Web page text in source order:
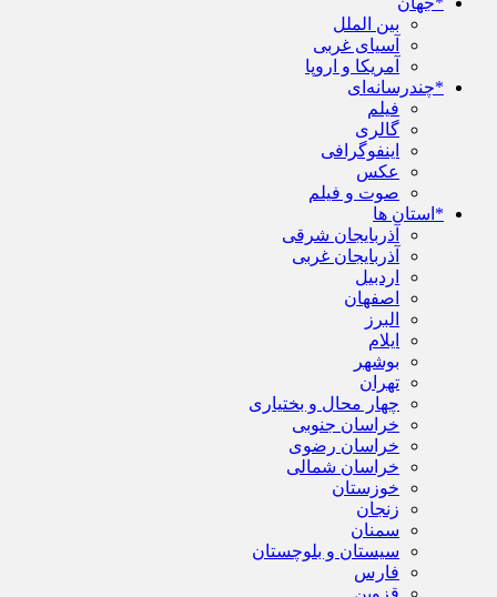
بین الملل
آسیای غربی
آمریکا و اروپا
*چندرسانه‌ای
فیلم
گالری
اینفوگرافی
عکس
صوت و فیلم
*استان ها
آذربایجان شرقی
آذربایجان غربی
اردبیل
اصفهان
البرز
ایلام
بوشهر
تهران
چهار محال و بختیاری
خراسان جنوبی
خراسان رضوی
خراسان شمالی
خوزستان
زنجان
سمنان
سیستان و بلوچستان
فارس